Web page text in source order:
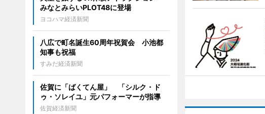
みなとみらいPLOT48に登場
ヨコハマ経済新聞
八広で町名誕生60周年祝賀会 小池都
知事も祝福
すみだ経済新聞
佐賀に「ばくてん屋」 「シルク・ド
ゥ・ソレイユ」元パフォーマーが指導
佐賀経済新聞